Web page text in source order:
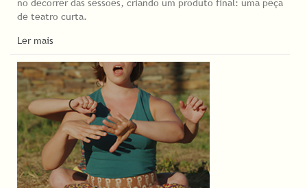
no decorrer das sessões, criando um produto final: uma peça
de teatro curta.
Ler mais